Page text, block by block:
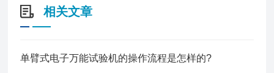
相关文章
单臂式电子万能试验机的操作流程是怎样的?